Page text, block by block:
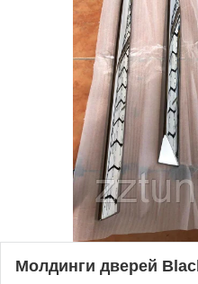
Молдинги дверей